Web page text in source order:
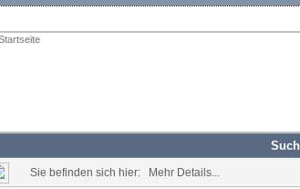
Sie befinden sich hier: Mehr Details...